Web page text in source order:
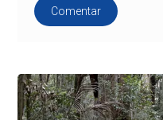
Comentar